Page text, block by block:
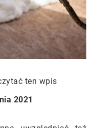
ten wpis
2021